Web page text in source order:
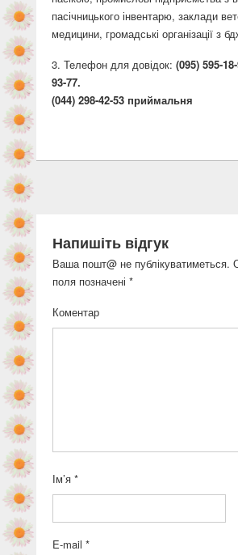
пасічницького інвентарю, заклади
медицини, громадські організації з
Телефон для довідок: (095) 595-
93-
(044) 298-42-53 приймальня
Напишіть відгук
Ваша пошт@ не публікуватиметься.
поля позначені *
Коментар
Ім’я *
E-mail *